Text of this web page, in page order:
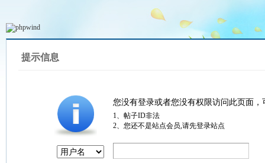
提示信息
您没有登录或者您没有权限访问此页面
1、帖子ID非法
2、您还不是站点会员,请先登录站点